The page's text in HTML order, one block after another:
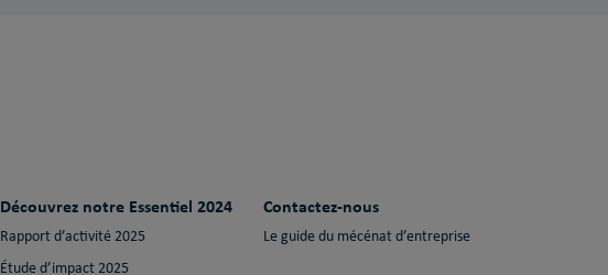
Découvrez notre Essentiel 2024
Rapport d’activité 2025
Étude d’impact 2025
Contactez-nous
Le guide du mécénat d’entreprise